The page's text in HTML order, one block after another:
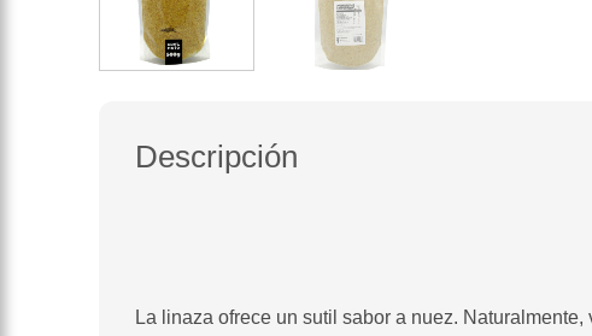
Descripción
La linaza ofrece un sutil sabor a nuez.